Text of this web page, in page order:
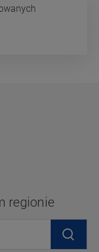
regionie